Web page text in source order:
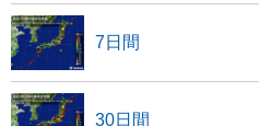
7日間
30日間